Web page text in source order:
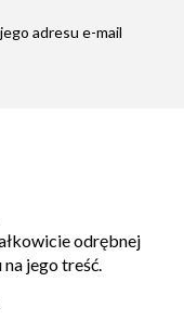
adresu e-mail
odrębnej
jego treść.